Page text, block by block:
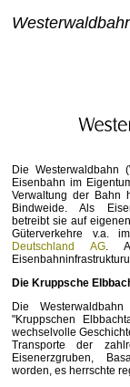
Die Westerwaldbahn
Eisenbahn im
Verwaltung der Bahn
Bindweide. Als
betreibt sie auf
Güterverkehre v.a.
Deutschland AG.
Die Kruppsche
Die
"Kruppschen
wechselvolle
Transporte der
Eisenerzgruben,
worden, es herrschte